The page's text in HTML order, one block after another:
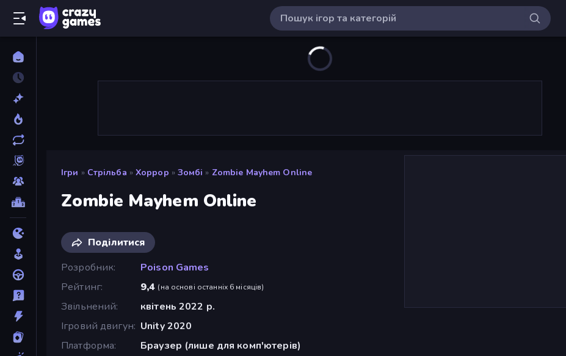
Ігри » Стрільба » Хоррор » Зомбі » Zombie Mayhem Online
Zombie Mayhem Online
Поділитися
Розробник
Poison Games
Рейтинг
9,4 (на основі останніх 6 місяців)
Звільнений
квітень 2022 р.
Ігровий двигун Unity 2020
Платформа
Браузер (лише для комп'ютерів)